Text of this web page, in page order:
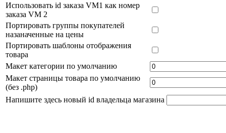
Использовать id заказа VM1 как номер
заказа VM 2
Портировать группы покупателей
назаначенные на цены
Портировать шаблоны отображения
товара
Макет категории по умолчанию
Макет страницы товара по умолчанию
(без .php)
Напишите здесь новый id владельца магазина